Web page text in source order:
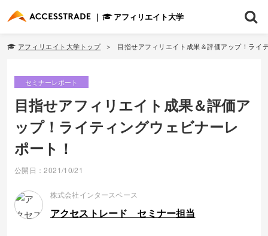
アフィリエイト大学
アフィリエイト大学トップ 目指せアフィリエイト成果＆評価アップ！ライ
セミナーレポート
目指せアフィリエイト成果＆評価ア
ップ！ライティングウェビナーレ
ポート！
公開日：2021/10/21
株式会社インタースペース
アクセストレード セミナー担当